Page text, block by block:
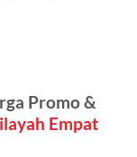
yang terdaftar.
Promo &
Empat